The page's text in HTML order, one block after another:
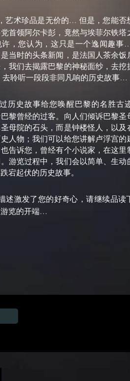
艺术珍品是无价的… 但是，您能否
首领阿尔卡彭，竟然与埃菲尔铁塔
许，您认为，这只是一个逸闻趣事
当时的头条新闻，是法国人茶余饭
我们去揭露巴黎的神秘面纱，去挖
去聆听一段段非同凡响的历史故事…
历史故事给您唤醒巴黎的名胜古
黎曾经的过客。向人们倾诉巴黎圣
母院的石头，而是钟楼怪人，以及
人物；我们可以给您讲解卢浮宫的
告诉您，曾经有个小说家，在这里
游览过程中，我们会以简单、生动
宕起伏的历史故事。
述激发了您的好奇心，请继续品读
览的开端…